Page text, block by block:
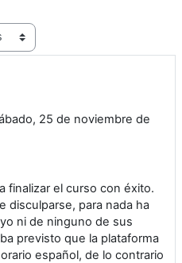
25 de noviembre de
finalizar el curso con éxito.
disculparse, para nada ha
ni de ninguno de sus
previsto que la plataforma
español, de lo contrario